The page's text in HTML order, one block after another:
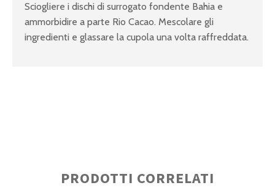
Sciogliere i dischi di surrogato fondente Bahia e
ammorbidire a parte Rio Cacao. Mescolare gli
ingredienti e glassare la cupola una volta raffreddata.
PRODOTTI CORRELATI